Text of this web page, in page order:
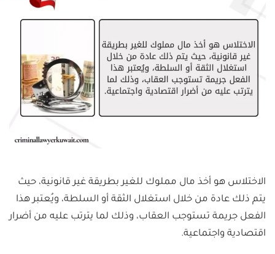
الاختلاس هو أخذ مال مملوك للغير بطريقة غير قانونية، حيث
يتم ذلك عادة من خلال استغلال الثقة أو السلطة، ويُعتبر هذا
الفعل جريمة تستوجب العقاب، وذلك لما يترتب عليه من أضرار
اقتصادية واجتماعية.